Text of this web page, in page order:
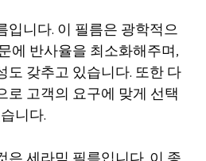
입니다. 이 필름은 광학적으
에 반사율을 최소화해주며,
도 갖추고 있습니다. 또한 다
로 고객의 요구에 맞게 선택
니다.